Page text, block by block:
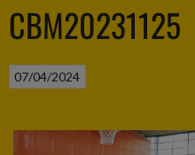
CBM20231125
07/04/2024